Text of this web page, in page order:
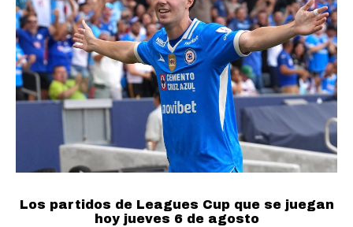
Los partidos de Leagues Cup que se juegan
hoy jueves 6 de agosto